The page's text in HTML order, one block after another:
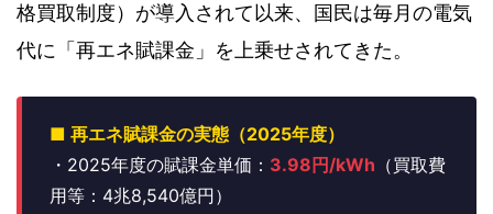
格買取制度）が導入されて以来、国民は毎月の電気
代に「再エネ賦課金」を上乗せされてきた。
■ 再エネ賦課金の実態（2025年度）
・2025年度の賦課金単価： 3.98円/kWh （買取費
用等：4兆8,540億円）